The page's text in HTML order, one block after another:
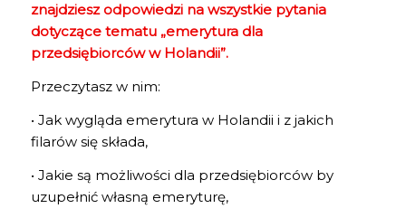
znajdziesz odpowiedzi na wszystkie pytania
dotyczące tematu „emerytura dla
przedsiębiorców w Holandii”.
Przeczytasz w nim:
• Jak wygląda emerytura w Holandii i z jakich
filarów się składa,
• Jakie są możliwości dla przedsiębiorców by
uzupełnić własną emeryturę,